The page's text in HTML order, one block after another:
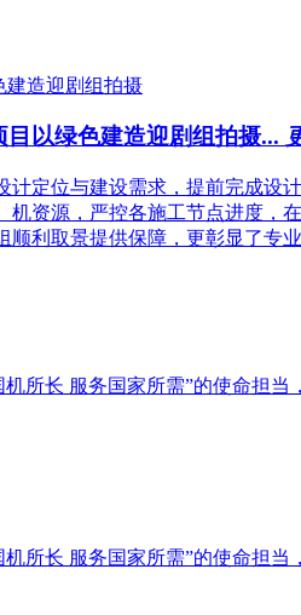
以绿色建造迎剧组拍摄...
定位与建设需求，提前完成
资源，严控各施工节点进度
利取景提供保障，更彰显了专
所长 服务国家所需”的使命担
所长 服务国家所需”的使命担